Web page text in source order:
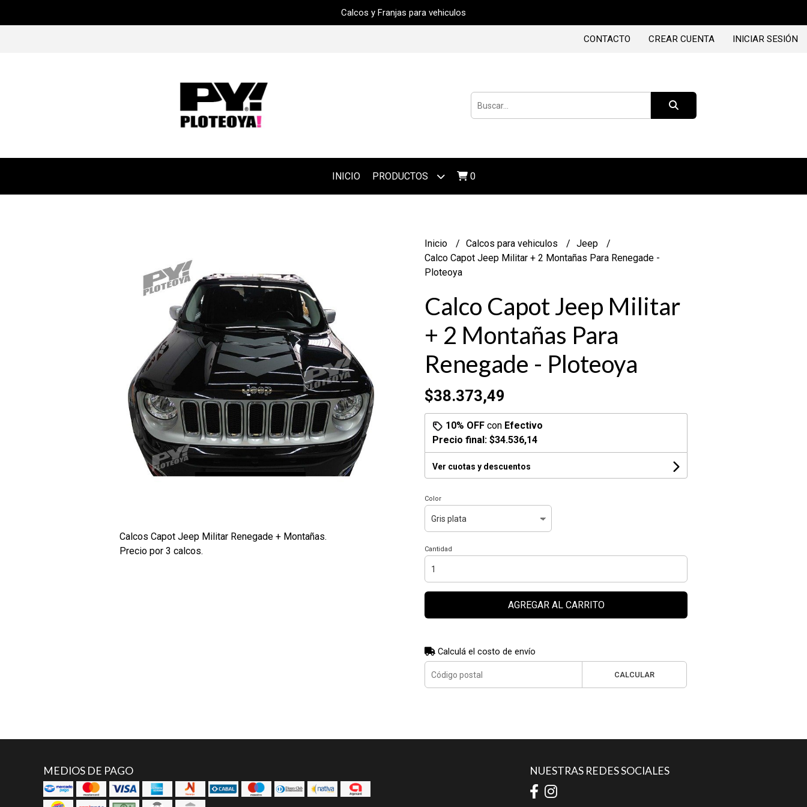
Calcos y Franjas para vehiculos
CONTACTO CREAR CUENTA INICIAR SESIÓN
INICIO PRODUCTOS 0
Calcos Capot Jeep Militar Renegade + Montañas.
Precio por 3 calcos.
Inicio Calcos para vehiculos
Jeep
Calco Capot Jeep Militar + 2 Montañas Para Renegade -
Ploteoya
Calco Capot Jeep Militar
+ 2 Montañas Para
Renegade - Ploteoya
$38.373,49
10% OFF con Efectivo
Precio final: $34.536,14
Ver cuotas y descuentos
Color
Cantidad
AGREGAR AL CARRITO
Calculá el costo de envío
CALCULAR
MEDIOS DE PAGO NUESTRAS REDES SOCIALES